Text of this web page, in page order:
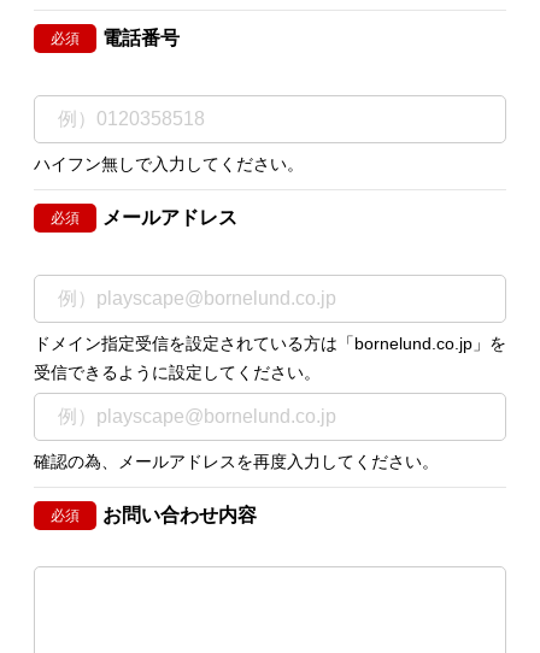
必須 電話番号
ハイフン無しで入力してください。
必須 メールアドレス
ドメイン指定受信を設定されている方は「bornelund.co.jp」を
受信できるように設定してください。
確認の為、メールアドレスを再度入力してください。
必須 お問い合わせ内容